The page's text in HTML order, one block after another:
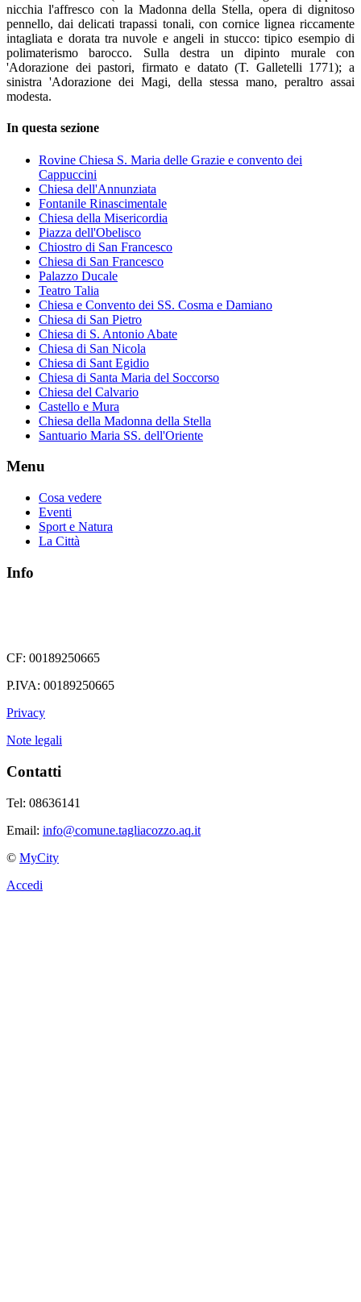
nicchia l'affresco con la Madonna della Stella, opera di dignitoso
pennello, dai delicati trapassi tonali, con cornice lignea riccamente
intagliata e dorata tra nuvole e angeli in stucco: tipico esempio di
polimaterismo barocco. Sulla destra un dipinto murale con
'Adorazione dei pastori, firmato e datato (T. Galletelli 1771); a
sinistra 'Adorazione dei Magi, della stessa mano, peraltro assai
modesta.
In questa sezione
Rovine Chiesa S. Maria delle Grazie e convento dei
Cappuccini
Chiesa dell'Annunziata
Fontanile Rinascimentale
Chiesa della Misericordia
Piazza dell'Obelisco
Chiostro di San Francesco
Chiesa di San Francesco
Palazzo Ducale
Teatro Talia
Chiesa e Convento dei SS. Cosma e Damiano
Chiesa di San Pietro
Chiesa di S. Antonio Abate
Chiesa di San Nicola
Chiesa di Sant Egidio
Chiesa di Santa Maria del Soccorso
Chiesa del Calvario
Castello e Mura
Chiesa della Madonna della Stella
Santuario Maria SS. dell'Oriente
Menu
Cosa vedere
Eventi
Sport e Natura
La Città
Info
CF: 00189250665
P.IVA: 00189250665
Privacy
Note legali
Contatti
Tel: 08636141
Email: info@comune.tagliacozzo.aq.it
© MyCity
Accedi